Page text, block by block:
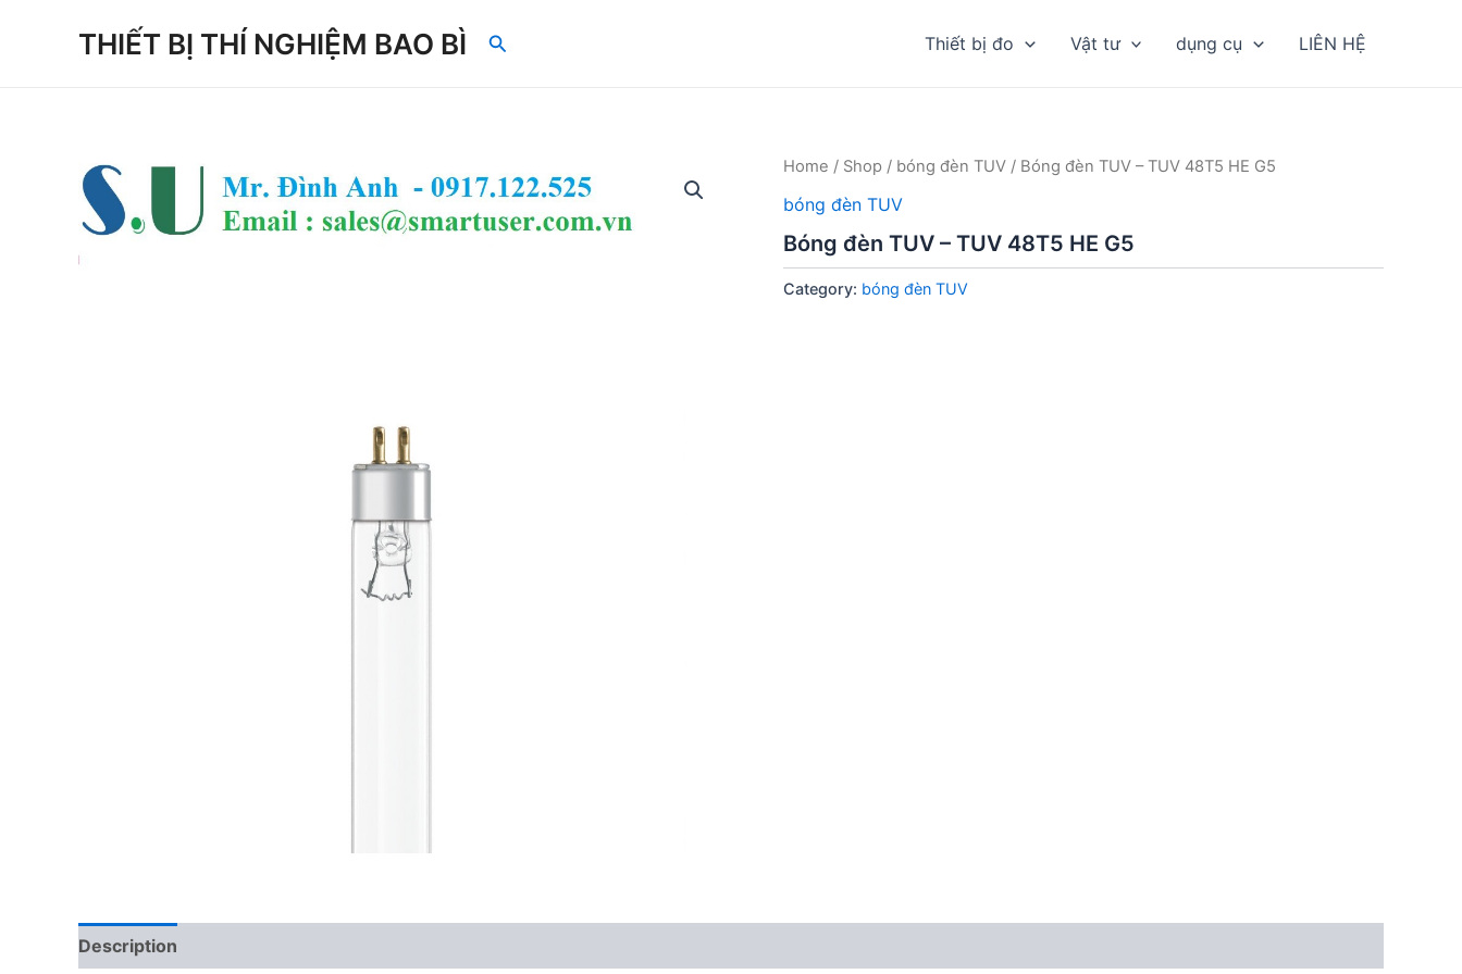
THIẾT BỊ THÍ NGHIỆM BAO BÌ Search Thiết bị đo Vật tư dụng cụ LIÊN HỆ
Home / Shop / bóng đèn TUV / Bóng đèn TUV – TUV 48T5 HE G5
bóng đèn TUV
Bóng đèn TUV – TUV 48T5 HE G5
Category: bóng đèn TUV
Description